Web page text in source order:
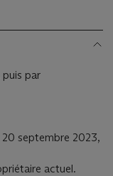
par
septembre 2023,
actuel.